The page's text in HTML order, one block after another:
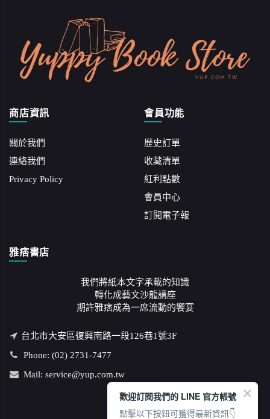
商店資訊
關於我們
連絡我們
Privacy Policy
會員功能
歷史訂單
收藏清單
紅利點數
會員中心
訂閱電子報
雅痞書店
我們將紙本文字承載的知識
轉化成藝文沙龍講座
期許雅痞成為一席流動的饗宴
台北市大安區復興南路一段126巷1號3F
Phone: (02) 2731-7477
Mail: service@yup.com.tw
歡迎訂閱我們的 LINE 官方帳號
點擊以下按鈕可獲得最新資訊👇